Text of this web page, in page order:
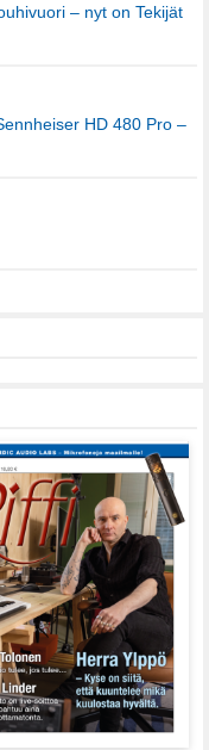
– nyt on Tekijät
HD 480 Pro –